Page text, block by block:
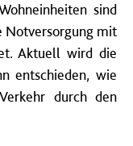
sind
Notversorgung mit
Aktuell wird die
entschieden, wie
durch den